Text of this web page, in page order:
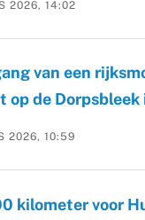
2026, 14:02
van een
op de Dorpsbleek
2026, 10:59
kilometer voor